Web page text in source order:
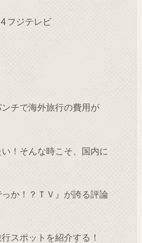
フジテレビ
チで海外旅行の費用が
！そんな時こそ、国内に
か！？ＴＶ』が誇る評論
スポットを紹介する！